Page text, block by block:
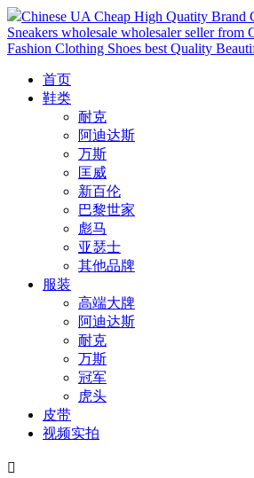
Chinese UA Cheap High Quatity Brand
Sneakers wholesale wholesaler seller from
Fashion Clothing Shoes best Quality
首页
鞋类
耐克
阿迪达斯
万斯
匡威
新百伦
巴黎世家
彪马
亚瑟士
其他品牌
服装
高端大牌
阿迪达斯
耐克
万斯
冠军
虎头
皮带
视频实拍
